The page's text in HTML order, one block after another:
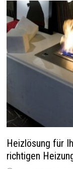
Heizlösung für
richtigen